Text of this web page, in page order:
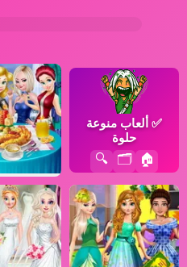
✅ ألعاب منوعة
حلوة
🏠
🗂️
🔍